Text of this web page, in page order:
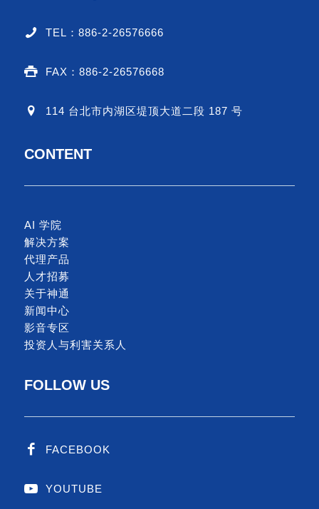
TEL：886-2-26576666
FAX：886-2-26576668
114 台北市内湖区堤顶大道二段 187 号
CONTENT
AI 学院
解决方案
代理产品
人才招募
关于神通
新闻中心
影音专区
投资人与利害关系人
FOLLOW US
FACEBOOK
YOUTUBE